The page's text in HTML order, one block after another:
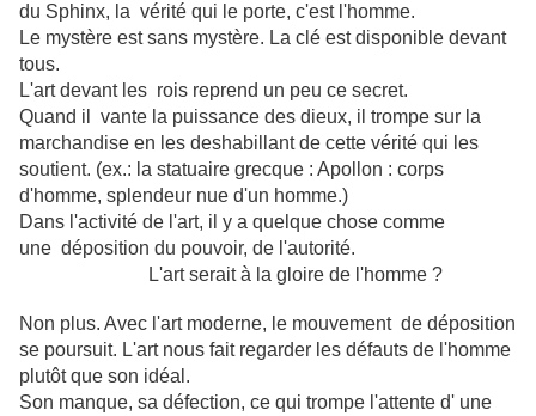
du Sphinx, la vérité qui le porte, c'est l'homme.
Le mystère est sans mystère. La clé est disponible devant
tous.
L'art devant les rois reprend un peu ce secret.
Quand il vante la puissance des dieux, il trompe sur la
marchandise en les deshabillant de cette vérité qui les
soutient. (ex.: la statuaire grecque : Apollon : corps
d'homme, splendeur nue d'un homme.)
Dans l'activité de l'art, il y a quelque chose comme
une déposition du pouvoir, de l'autorité.
L'art serait à la gloire de l'homme ?
Non plus. Avec l'art moderne, le mouvement de déposition
se poursuit. L'art nous fait regarder les défauts de l'homme
plutôt que son idéal.
Son manque, sa défection, ce qui trompe l'attente d' une